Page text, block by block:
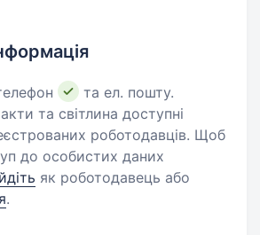
та ел. пошту.
та світлина доступні
роботодавців. Щоб
до особистих даних
як роботодавець або
.